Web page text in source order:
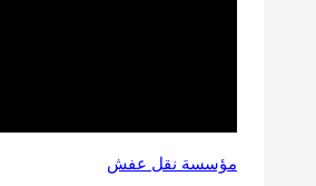
مؤسسة نقل عفش